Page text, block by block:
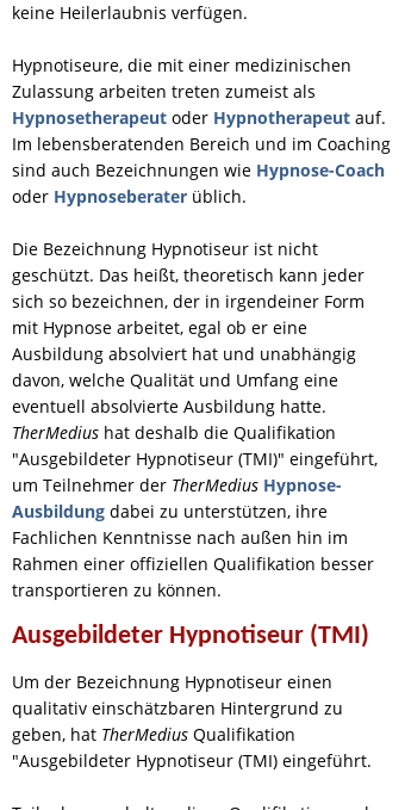
keine Heilerlaubnis verfügen.
Hypnotiseure, die mit einer medizinischen
Zulassung arbeiten treten zumeist als
Hypnosetherapeut oder Hypnotherapeut auf.
Im lebensberatenden Bereich und im Coaching
sind auch Bezeichnungen wie Hypnose-Coach
oder Hypnoseberater üblich.
Die Bezeichnung Hypnotiseur ist nicht
geschützt. Das heißt, theoretisch kann jeder
sich so bezeichnen, der in irgendeiner Form
mit Hypnose arbeitet, egal ob er eine
Ausbildung absolviert hat und unabhängig
davon, welche Qualität und Umfang eine
eventuell absolvierte Ausbildung hatte.
TherMedius hat deshalb die Qualifikation
"Ausgebildeter Hypnotiseur (TMI)" eingeführt,
um Teilnehmer der TherMedius Hypnose-
Ausbildung dabei zu unterstützen, ihre
Fachlichen Kenntnisse nach außen hin im
Rahmen einer offiziellen Qualifikation besser
transportieren zu können.
Ausgebildeter Hypnotiseur (TMI)
Um der Bezeichnung Hypnotiseur einen
qualitativ einschätzbaren Hintergrund zu
geben, hat TherMedius Qualifikation
"Ausgebildeter Hypnotiseur (TMI) eingeführt.